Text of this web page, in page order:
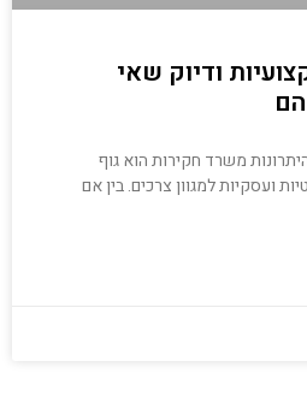
ודיוק שאי
משרד חקירות הוא גוף
ועסקיות למגוון צרכים. בין אם